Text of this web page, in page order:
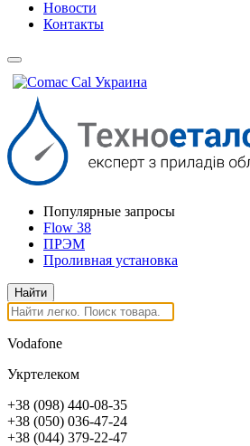
Новости
Контакты
Популярные запросы
Flow 38
ПРЭМ
Проливная установка
Vodafone
Укртелеком
+38 (098) 440-08-35
+38 (050) 036-47-24
+38 (044) 379-22-47